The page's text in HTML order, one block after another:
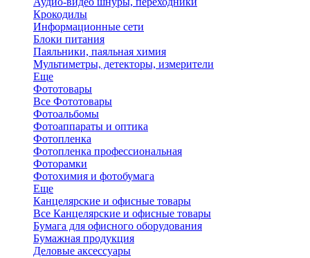
Крокодилы
Информационные сети
Блоки питания
Паяльники, паяльная химия
Мультиметры, детекторы, измерители
Еще
Фототовары
Все Фототовары
Фотоальбомы
Фотоаппараты и оптика
Фотопленка
Фотопленка профессиональная
Фоторамки
Фотохимия и фотобумага
Еще
Канцелярские и офисные товары
Все Канцелярские и офисные товары
Бумага для офисного оборудования
Бумажная продукция
Деловые аксессуары